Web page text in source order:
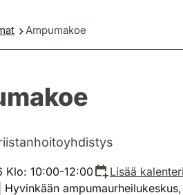
Ampumakoe
Klo: 10:00-12:00
Lisää
Hyvinkään